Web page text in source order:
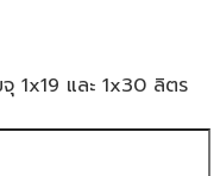
1x19 และ 1x30 ลิตร